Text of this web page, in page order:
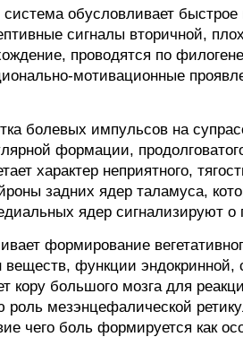
система обусловливает
сигналы вторичной,
проводятся по
мотивационные
болевых импульсов на
формации,
характер неприятного,
задних ядер таламуса,
ядер сигнализируют о
формирование
функции эндокринной,
кору большого мозга для
роль мезэнцефалической
чего боль формируется как